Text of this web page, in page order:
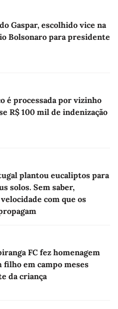
Gaspar, escolhido vice na
Bolsonaro para presidente
é processada por vizinho
R$ 100 mil de indenização
plantou eucaliptos para
solos. Sem saber,
com que os
FC fez homenagem
filho em campo meses
da criança